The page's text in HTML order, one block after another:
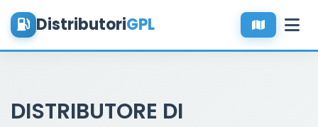
DistributoriGPL
DISTRIBUTORE DI